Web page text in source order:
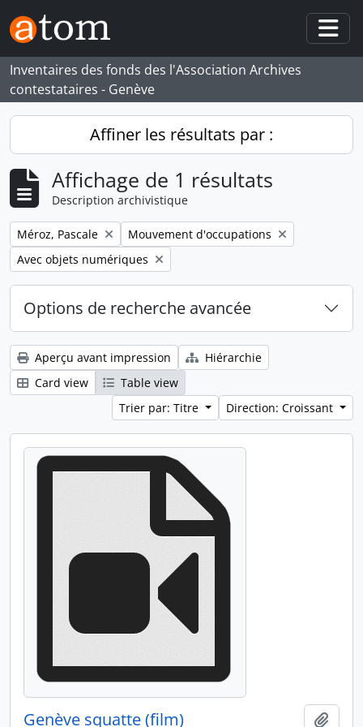
Skip to main content
Inventaires des fonds des l'Association Archives
contestataires - Genève
Affiner les résultats par :
Affichage de 1 résultats
Description archivistique
Remove filter:
Méroz, Pascale Remove filter:
Mouvement d'occupations
Remove filter:
Avec objets numériques
Options de recherche avancée
Aperçu avant impression
Hiérarchie
Card view
Table view
Trier par: Titre
Direction: Croissant
Genève squatte (film)